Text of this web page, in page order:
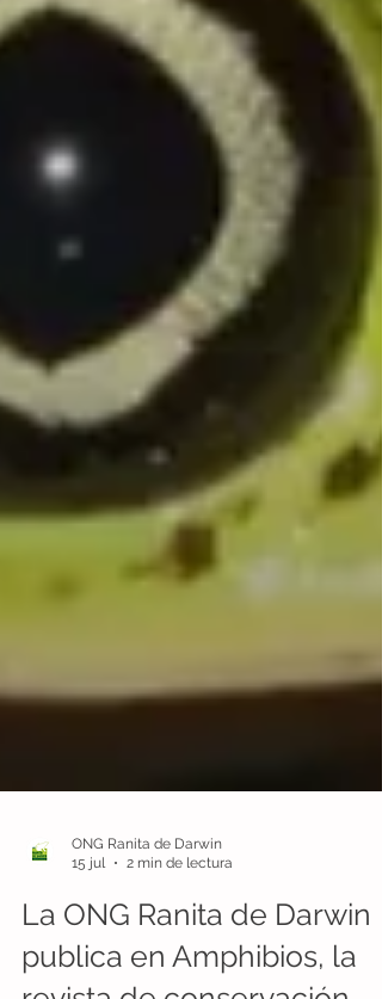
ONG Ranita de Darwin
15 jul
2 min de lectura